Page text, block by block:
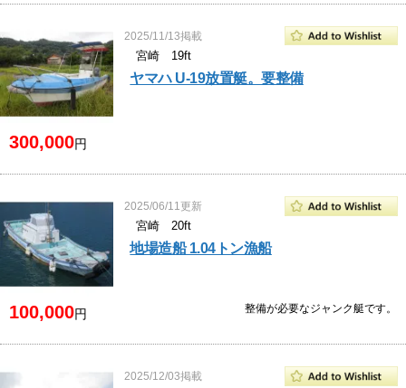
2025/11/13掲載
宮崎 19ft
ヤマハ U-19放置艇。要整備
300,000円
2025/06/11更新
宮崎 20ft
地場造船 1.04トン漁船
100,000円 整備が必要なジャンク艇です。
2025/12/03掲載